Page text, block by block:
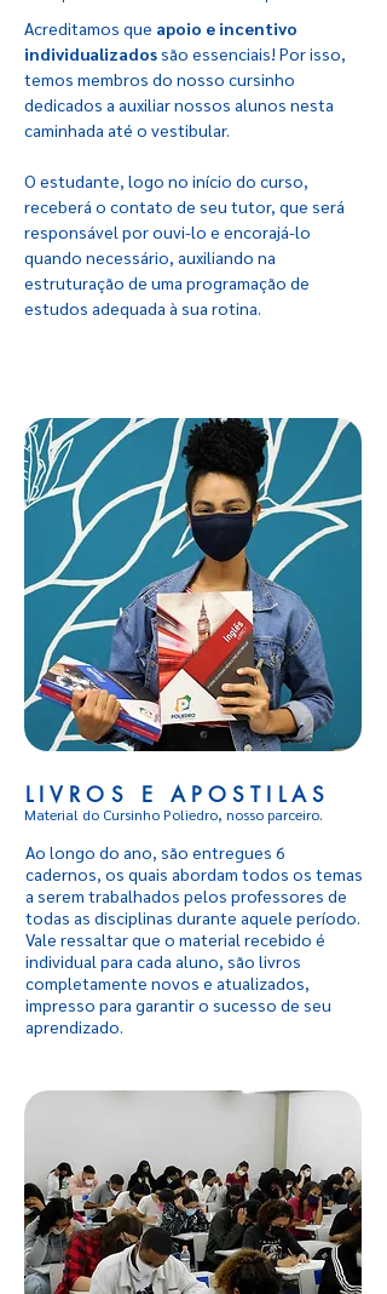
Acreditamos que apoio e incentivo
individualizadossão essenciais! Por isso,
temos membros do nosso cursinho
dedicados a auxiliar nossos alunos nesta
caminhada até o vestibular.
O estudante, logo no início do curso,
receberá o contato de seu tutor, que será
responsável por ouvi-lo e encorajá-lo
quando necessário, auxiliando na
estruturação de uma programação de
estudos adequada à sua rotina.
LIVROS E APOSTILAS
Material do Cursinho Poliedro, nosso parceiro.
Ao longo do ano, são entregues 6
cadernos, os quais abordam todos os temas
a serem trabalhados pelos professores de
todas as disciplinas durante aquele período.
Vale ressaltar que o material recebido é
individual para cada aluno, são livros
completamente novos e atualizados,
impresso para garantir o sucesso de seu
aprendizado.